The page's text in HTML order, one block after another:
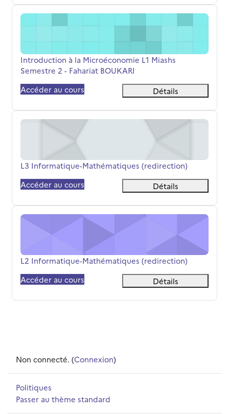
Introduction à la Microéconomie L1 Miashs Semestre 2 -
Nom du cours
Introduction à la Microéconomie L1 Miashs
Semestre 2 - Fahariat BOUKARI
Accéder au cours
Détails
L3 Informatique-Mathématiques (redirection)
Nom du cours
L3 Informatique-Mathématiques (redirection)
Accéder au cours
Détails
L2 Informatique-Mathématiques (redirection)
Nom du cours
L2 Informatique-Mathématiques (redirection)
Accéder au cours
Détails
Non connecté. (Connexion)
Politiques
Passer au thème standard